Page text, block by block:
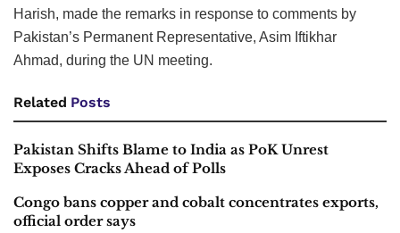
Harish, made the remarks in response to comments by
Pakistan’s Permanent Representative, Asim Iftikhar
Ahmad, during the UN meeting.
Related Posts
Pakistan Shifts Blame to India as PoK Unrest
Exposes Cracks Ahead of Polls
Congo bans copper and cobalt concentrates exports,
official order says